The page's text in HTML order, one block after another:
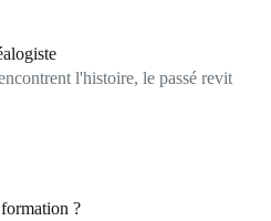
l'histoire, le passé revit
?